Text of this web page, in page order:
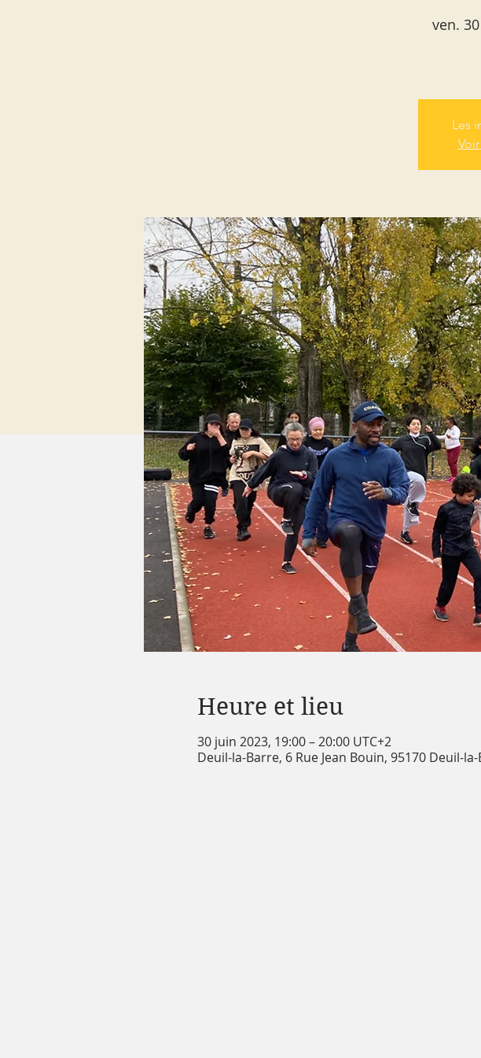
ven.
Les
Heure et lieu
30 juin 2023, 19:00 – 20:00 UTC+2
Deuil-la-Barre, 6 Rue Jean Bouin, 95170 Deuil-